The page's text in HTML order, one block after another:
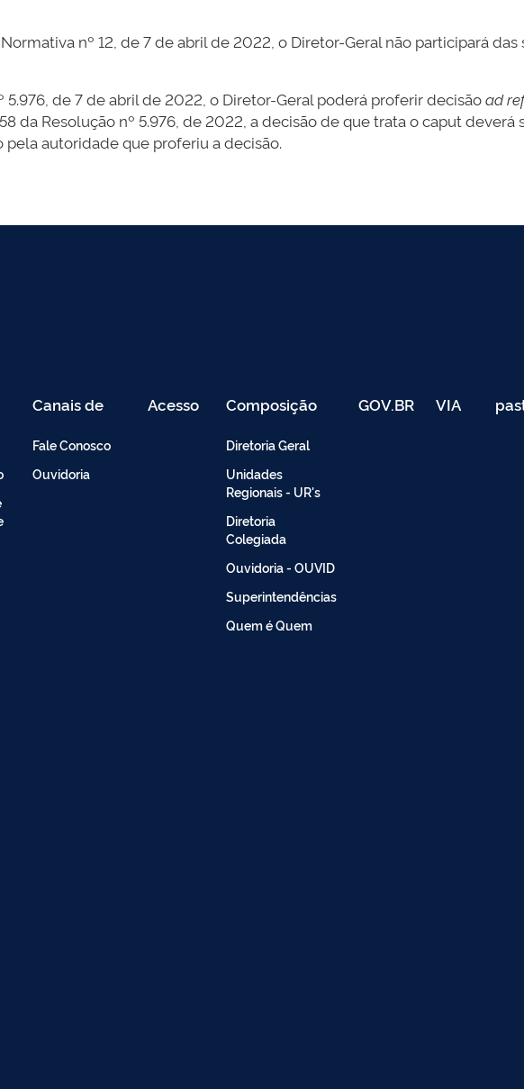
nº 12, de 7 de abril de 2022, o Diretor-Geral não participará
5.976, de 7 de abril de 2022, o Diretor-Geral poderá proferir decisãoad
da Resolução nº 5.976, de 2022, a decisão de que trata o caput deverá
autoridade que proferiu a decisão.
Canais de
Fale Conosco
Ouvidoria
Acesso Composição
Diretoria Geral
Unidades
Regionais - UR's
Diretoria
Colegiada
Ouvidoria - OUVID
Superintendências
Quem é Quem
GOV.BR VIA
de